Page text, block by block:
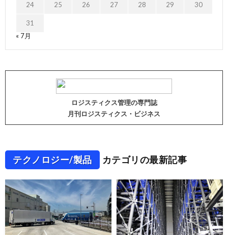
24 25 26 27 28 29 30
31
« 7月
ロジスティクス管理の専門誌
月刊ロジスティクス・ビジネス
テクノロジー/製品 カテゴリの最新記事